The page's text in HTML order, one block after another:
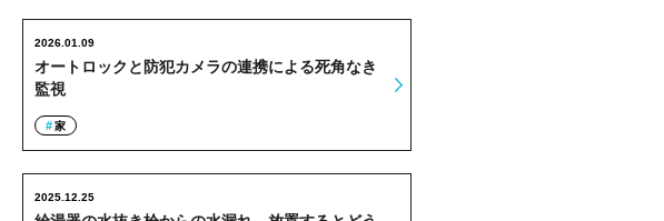
オートロックと防犯カメラの連携による死角なき
監視
2026.01.09
家
2025.12.25